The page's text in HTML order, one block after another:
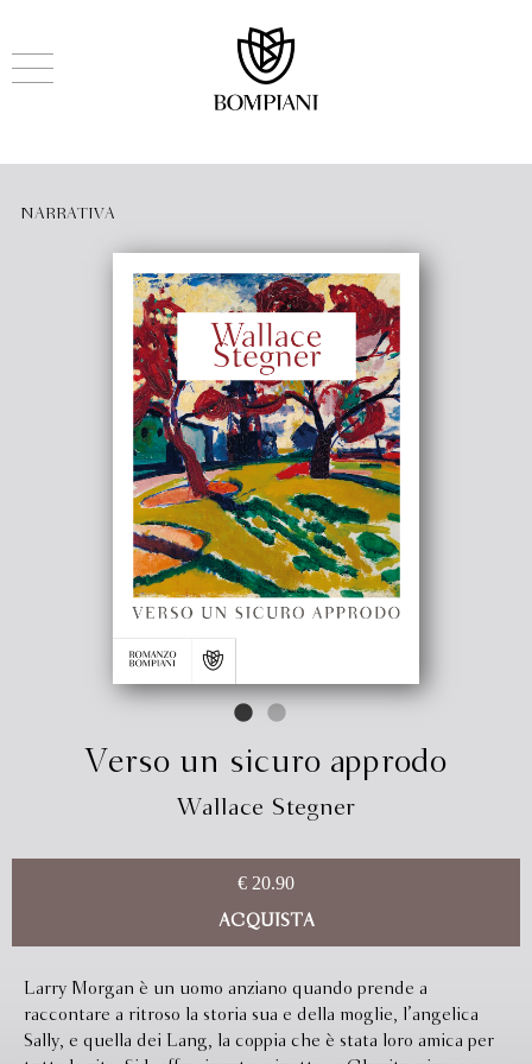
NARRATIVA
Verso un sicuro approdo
Wallace Stegner
€ 20.90
ACQUISTA
Larry Morgan è un uomo anziano quando prende a
raccontare a ritroso la storia sua e della moglie, l’angelica
Sally, e quella dei Lang, la coppia che è stata loro amica per